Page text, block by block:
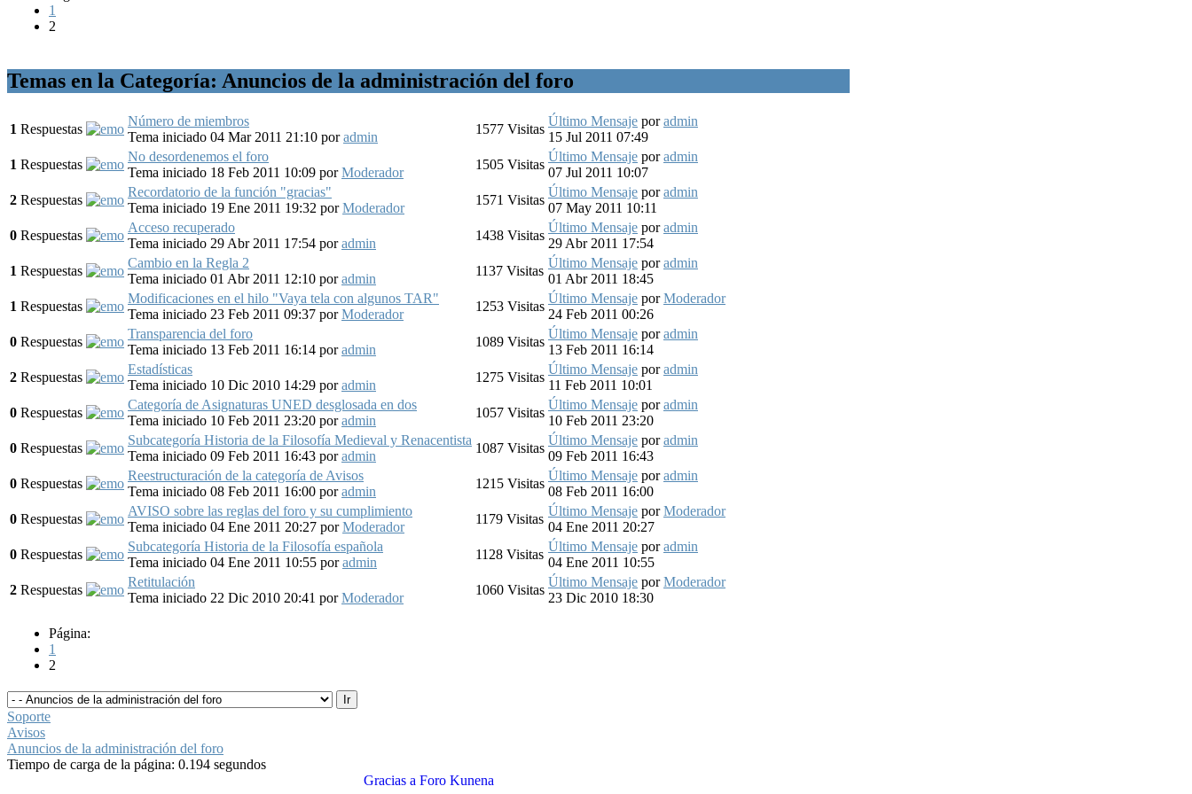
1
2
Temas en la Categoría: Anuncios de la administración del foro
1 Respuestas
Número de miembros
Tema iniciado 04 Mar 2011 21:10 poradmin
1577 Visitas
Último Mensaje poradmin
15 Jul 2011 07:49
1 Respuestas
No desordenemos el foro
Tema iniciado 18 Feb 2011 10:09 porModerador
1505 Visitas
Último Mensaje poradmin
07 Jul 2011 10:07
2 Respuestas
Recordatorio de la función "gracias"
Tema iniciado 19 Ene 2011 19:32 porModerador
1571 Visitas
Último Mensaje poradmin
07 May 2011 10:11
0 Respuestas
Acceso recuperado
Tema iniciado 29 Abr 2011 17:54 poradmin
1438 Visitas
Último Mensaje poradmin
29 Abr 2011 17:54
1 Respuestas
Cambio en la Regla 2
Tema iniciado 01 Abr 2011 12:10 poradmin
1137 Visitas
Último Mensaje poradmin
01 Abr 2011 18:45
1 Respuestas
Modificaciones en el hilo "Vaya tela con algunos TAR"
Tema iniciado 23 Feb 2011 09:37 porModerador
1253 Visitas
Último Mensaje porModerador
24 Feb 2011 00:26
0 Respuestas
Transparencia del foro
Tema iniciado 13 Feb 2011 16:14 poradmin
1089 Visitas
Último Mensaje poradmin
13 Feb 2011 16:14
2 Respuestas
Estadísticas
Tema iniciado 10 Dic 2010 14:29 poradmin
1275 Visitas
Último Mensaje poradmin
11 Feb 2011 10:01
0 Respuestas
Categoría de Asignaturas UNED desglosada en dos
Tema iniciado 10 Feb 2011 23:20 poradmin
1057 Visitas
Último Mensaje poradmin
10 Feb 2011 23:20
0 Respuestas
Subcategoría Historia de la Filosofía Medieval y Renacentista
Tema iniciado 09 Feb 2011 16:43 poradmin
1087 Visitas
Último Mensaje poradmin
09 Feb 2011 16:43
0 Respuestas
Reestructuración de la categoría de Avisos
Tema iniciado 08 Feb 2011 16:00 poradmin
1215 Visitas
Último Mensaje poradmin
08 Feb 2011 16:00
0 Respuestas
AVISO sobre las reglas del foro y su cumplimiento
Tema iniciado 04 Ene 2011 20:27 porModerador
1179 Visitas
Último Mensaje porModerador
04 Ene 2011 20:27
0 Respuestas
Subcategoría Historia de la Filosofía española
Tema iniciado 04 Ene 2011 10:55 poradmin
1128 Visitas
Último Mensaje poradmin
04 Ene 2011 10:55
2 Respuestas
Retitulación
Tema iniciado 22 Dic 2010 20:41 porModerador
1060 Visitas
Último Mensaje porModerador
23 Dic 2010 18:30
Página:
1
2
Soporte
Avisos
Anuncios de la administración del foro
Tiempo de carga de la página: 0.194 segundos
Gracias a Foro Kunena